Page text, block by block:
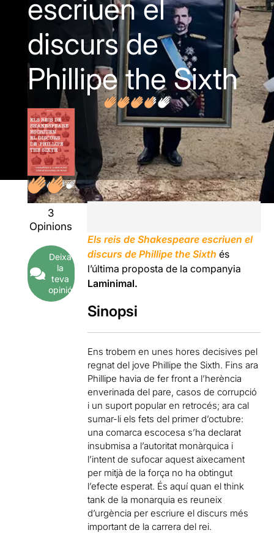
escriuen el
discurs de
Phillipe the Sixth
3
Opinions
Deixa
la
teva
opinió
Els reis de Shakespeare escriuen el
discurs de Phillipe the Sixth és
l’última proposta de la companyia
Laminimal.
Sinopsi
Ens trobem en unes hores decisives pel
regnat del jove Phillipe the Sixth. Fins ara
Phillipe havia de fer front a l’herència
enverinada del pare, casos de corrupció
i un suport popular en retrocés; ara cal
sumar-li els fets del primer d’octubre:
una comarca escocesa s’ha declarat
insubmisa a l’autoritat monàrquica i
l’intent de sufocar aquest aixecament
per mitjà de la força no ha obtingut
l’efecte esperat. És aquí quan el think
tank de la monarquia es reuneix
d’urgència per escriure el discurs més
important de la carrera del rei.